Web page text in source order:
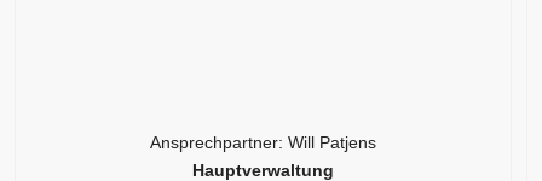
Ansprechpartner: Will Patjens
Hauptverwaltung